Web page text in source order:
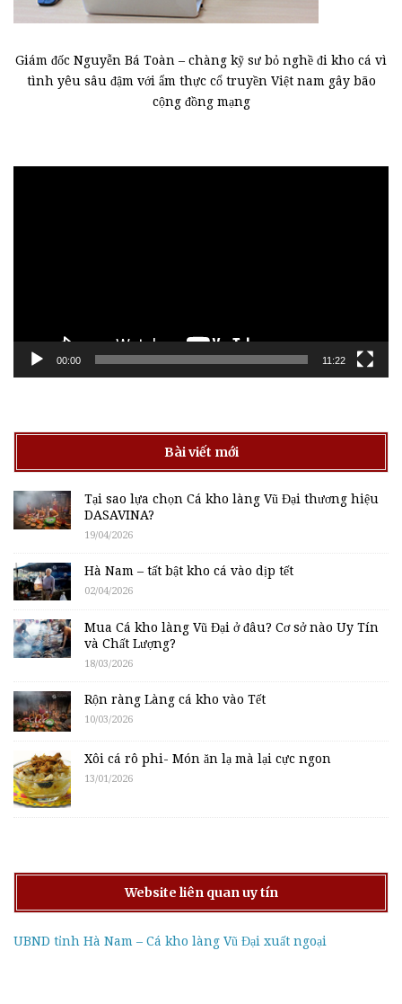
Giám đốc Nguyễn Bá Toàn – chàng kỹ sư bỏ nghề đi kho cá vì
tình yêu sâu đậm với ẩm thực cổ truyền Việt nam gây bão
cộng đồng mạng
00:00 11:22
Bài viết mới
Tại sao lựa chọn Cá kho làng Vũ Đại thương hiệu
DASAVINA?
19/04/2026
Hà Nam – tất bật kho cá vào dịp tết
02/04/2026
Mua Cá kho làng Vũ Đại ở đâu? Cơ sở nào Uy Tín
và Chất Lượng?
18/03/2026
Rộn ràng Làng cá kho vào Tết
10/03/2026
Xôi cá rô phi- Món ăn lạ mà lại cực ngon
13/01/2026
Website liên quan uy tín
UBND tỉnh Hà Nam – Cá kho làng Vũ Đại xuất ngoại